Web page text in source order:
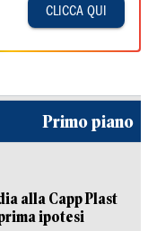
CLICCA QUI
Primo piano
alla Capp Plast
ipotesi